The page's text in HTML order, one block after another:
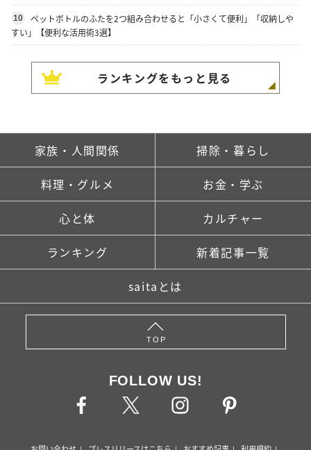
10
ペットボトルのふたを2つ組み合わせると「小さくて便利」「収納しや
すい」【便利な活用術3選】
ランキングをもっと見る
家族・人間関係 掃除・暮らし
料理・グルメ お金・学ぶ
心と体 カルチャー
ランキング 新着記事一覧
saitaとは
TOP
FOLLOW US!